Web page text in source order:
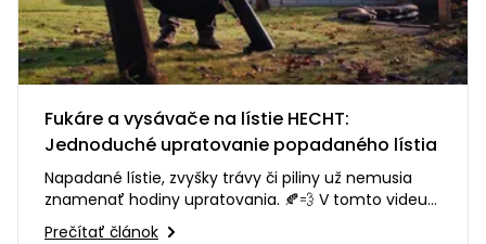
Fukáre a vysávače na lístie HECHT:
Jednoduché upratovanie popadaného lístia
Napadané lístie, zvyšky trávy či piliny už nemusia
znamenať hodiny upratovania. 🍂💨 V tomto videu
vám predstavíme fukáre…
Prečítať článok